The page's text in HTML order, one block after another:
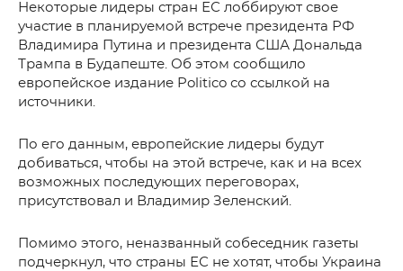
Некоторые лидеры стран ЕС лоббируют свое
участие в планируемой встрече президента РФ
Владимира Путина и президента США Дональда
Трампа в Будапеште. Об этом сообщило
европейское издание Politico со ссылкой на
источники.
По его данным, европейские лидеры будут
добиваться, чтобы на этой встрече, как и на всех
возможных последующих переговорах,
присутствовал и Владимир Зеленский.
Помимо этого, неназванный собеседник газеты
подчеркнул, что страны ЕС не хотят, чтобы Украина